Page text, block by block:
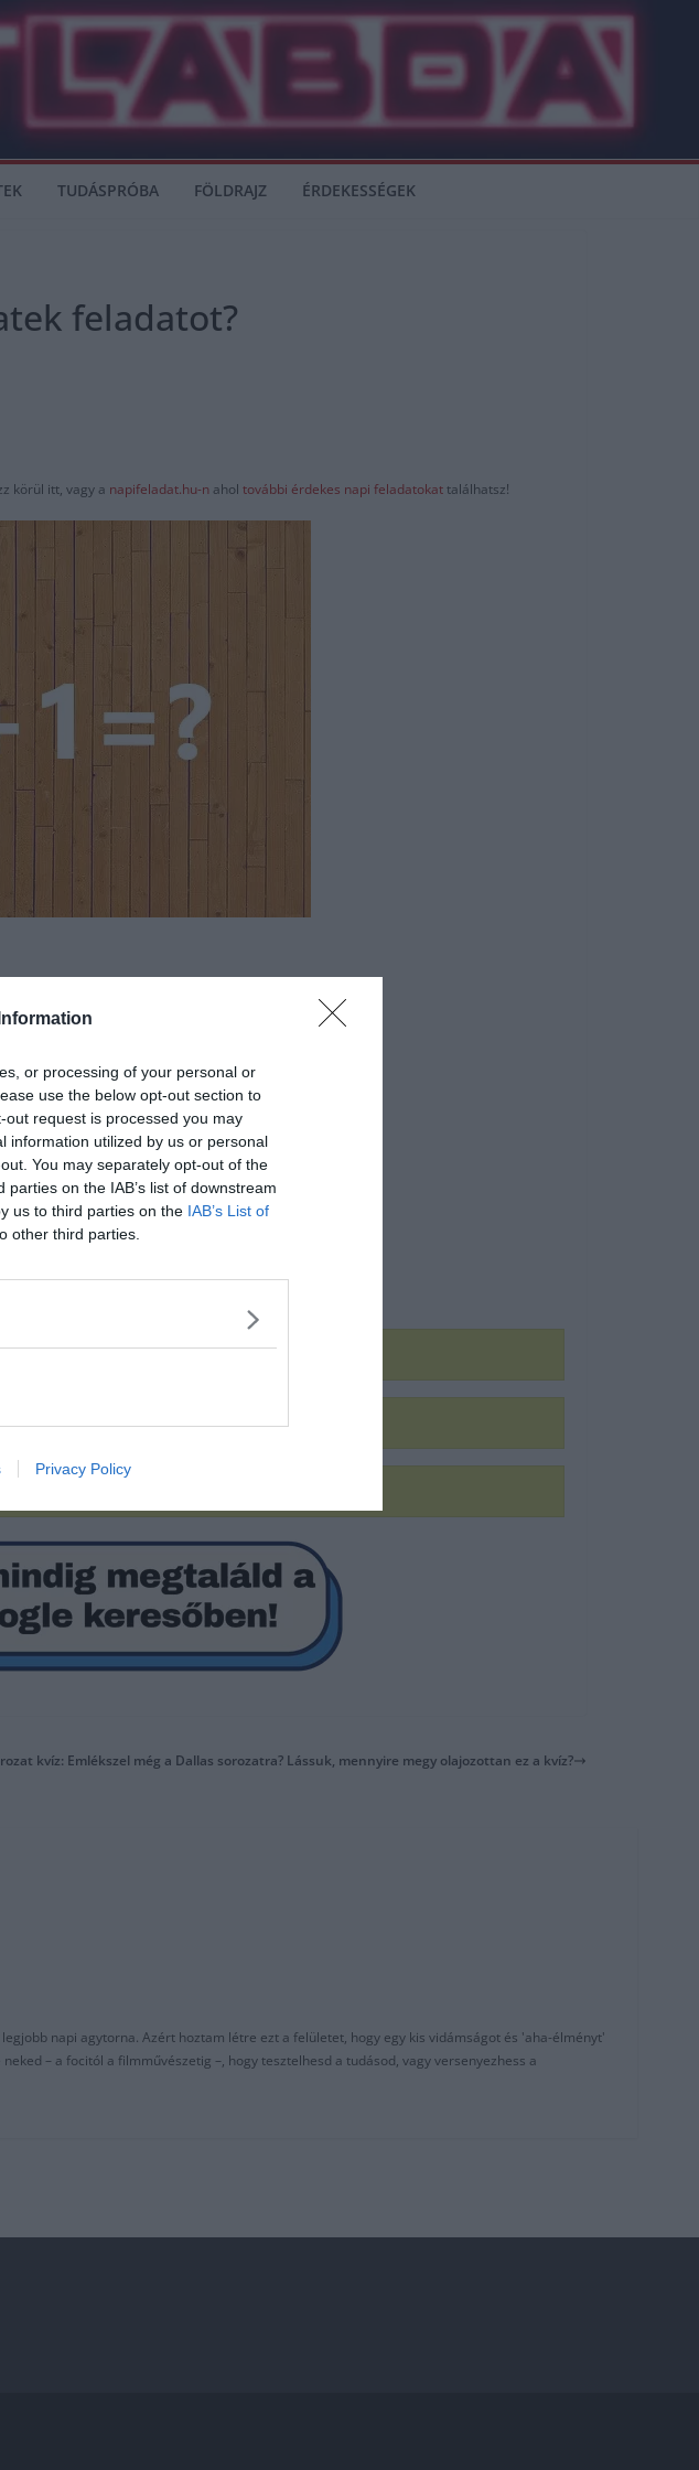
or processing of your personal or
use the below opt-out section to
request is processed you may
information utilized by us or personal
You may separately opt-out of the
on the IAB’s list of downstream
us to third parties on the IAB’s List of
other third parties.
Privacy Policy
TUDÁSPRÓBA FÖLDRAJZ ÉRDEKESSÉGEK
feladatot?
körül itt, vagy a napifeladat.hu-n ahol további érdekes napi feladatokattalálhatsz!
kvíz: Emlékszel még a Dallas sorozatra? Lássuk, mennyire megy olajozottan ez a kvíz?
napi agytorna. Azért hoztam létre ezt a felületet, hogy egy kis vidámságot és 'aha-élményt'
– a focitól a filmművészetig –, hogy tesztelhesd a tudásod, vagy versenyezhess a